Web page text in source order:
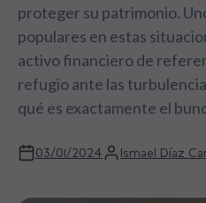
proteger su patrimonio.
populares en estas
activo financiero de
refugio ante las
qué es exactamente el
03/01/2024 Ismael Díaz